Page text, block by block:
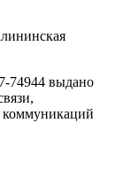
выдано